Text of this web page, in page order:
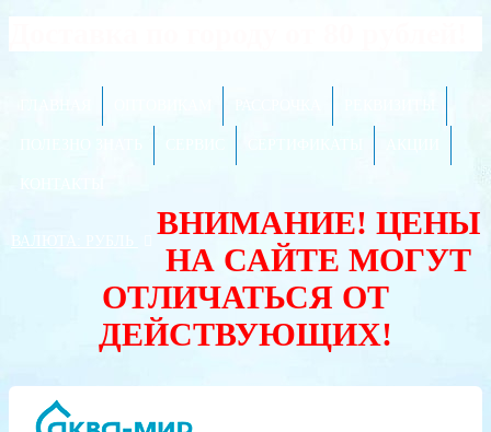
ВАЛЮТА:
ВНИМАНИЕ! ЦЕНЫ
НА САЙТЕ МОГУТ
ОТЛИЧАТЬСЯ ОТ
ДЕЙСТВУЮЩИХ!